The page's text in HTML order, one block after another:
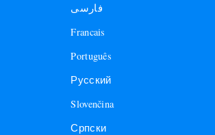
فارسی
Francais
Português
Русский
Slovenčina
Српски